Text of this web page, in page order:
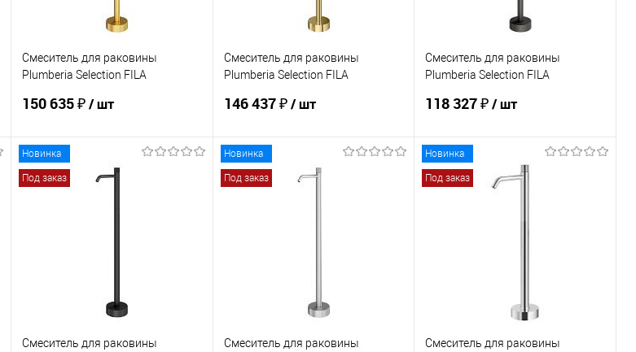
Смеситель для раковины
Plumberia Selection FILA
150 635 ₽/ шт
В корзину
Смеситель для раковины
Plumberia Selection FILA
146 437 ₽/ шт
В корзину
Смеситель для раковины
Plumberia Selection FILA
118 327 ₽/ шт
В корзину
Новинка
Под заказ
Смеситель для раковины
Новинка
Под заказ
Смеситель для раковины
Новинка
Под заказ
Смеситель для раковины